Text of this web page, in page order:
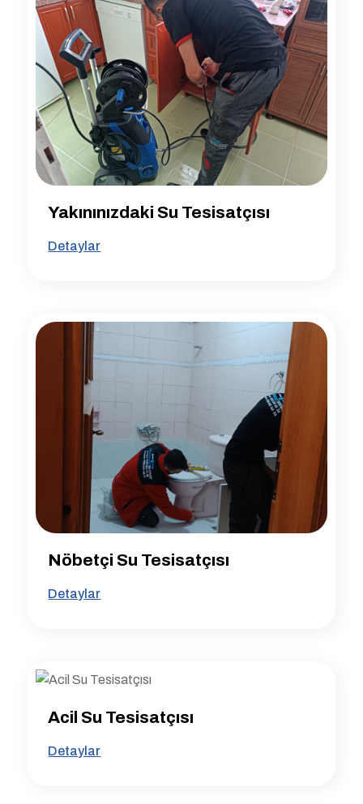
Yakınınızdaki Su Tesisatçısı
Detaylar
Nöbetçi Su Tesisatçısı
Detaylar
Acil Su Tesisatçısı
Detaylar